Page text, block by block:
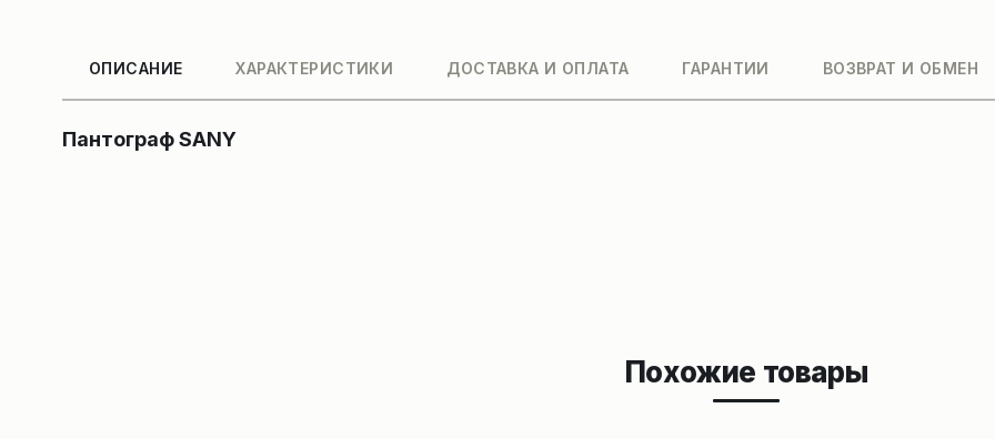
ОПИСАНИЕ ХАРАКТЕРИСТИКИ ДОСТАВКА И ОПЛАТА ГАРАНТИИ ВОЗВРАТ И ОБМЕН
Пантограф SANY
Похожие товары